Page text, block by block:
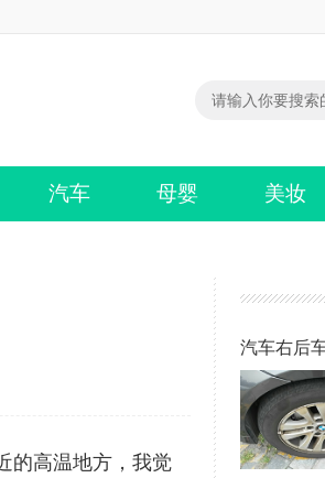
汽车 母婴 美妆
的高温地方，我觉